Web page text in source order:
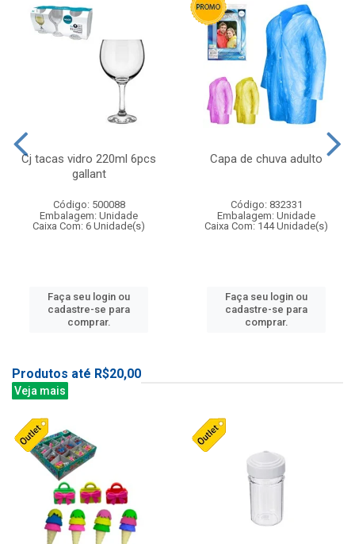
Cj tacas vidro 220ml 6pcs
gallant
Código: 500088
Embalagem: Unidade
Caixa Com: 6 Unidade(s)
Faça seu login ou
cadastre-se para
comprar.
Capa de chuva adulto
Código: 832331
Embalagem: Unidade
Caixa Com: 144 Unidade(s)
Faça seu login ou
cadastre-se para
comprar.
Produtos até R$20,00
Veja mais